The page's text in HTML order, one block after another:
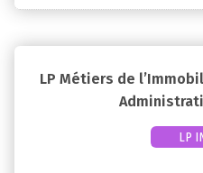
LP Métiers de
LP